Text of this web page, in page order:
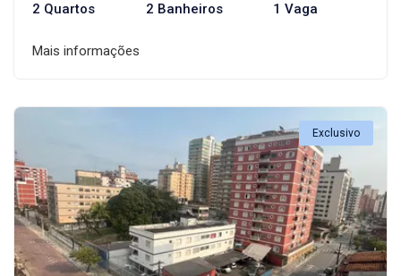
2 Quartos 2 Banheiros 1 Vaga
Mais informações
Exclusivo